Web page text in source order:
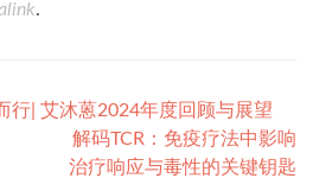
.
行| 艾沐蒽2024年度回顾与展望
解码TCR：免疫疗法中影响
治疗响应与毒性的关键钥匙